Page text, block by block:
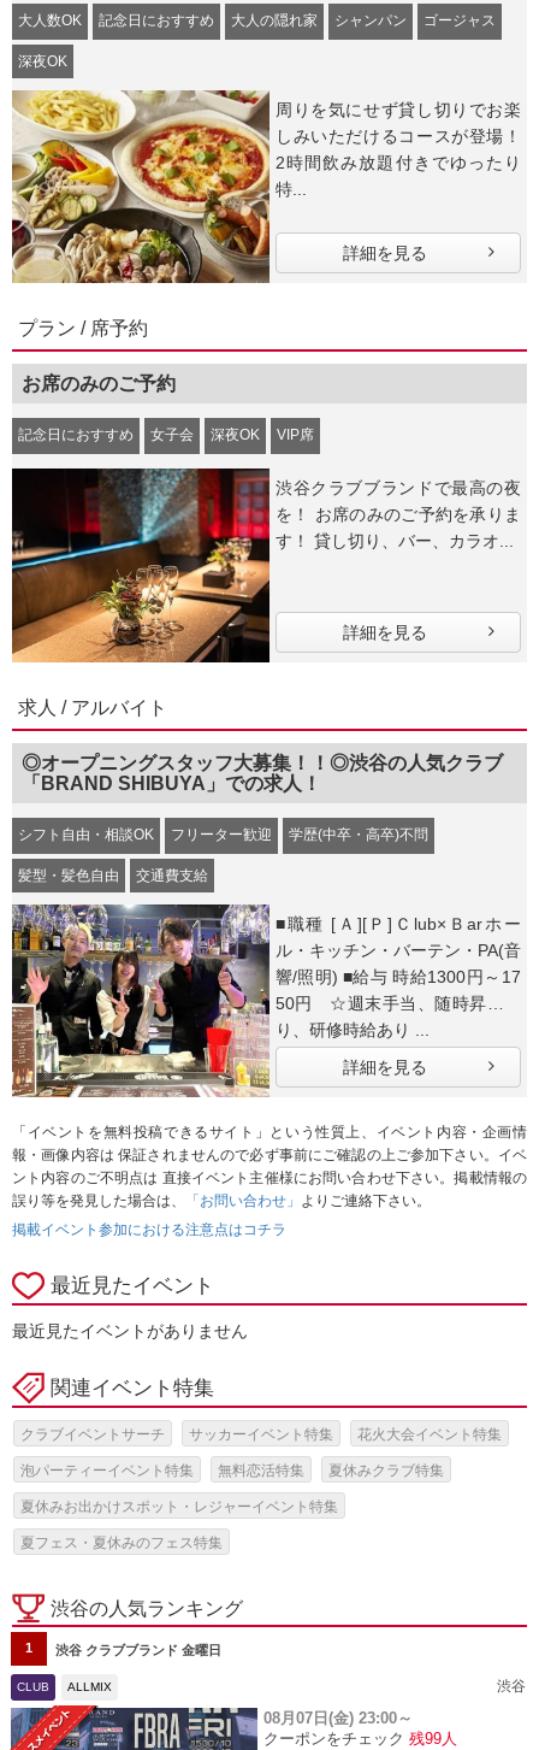
大人数OK 記念日におすすめ 大人の隠れ家 シャンパン ゴージャス
深夜OK
周りを気にせず貸し切りでお楽
しみいただけるコースが登場！
2時間飲み放題付きでゆったり
特...
詳細を見る
プラン / 席予約
お席のみのご予約
記念日におすすめ 女子会 深夜OK VIP席
渋谷クラブブランドで最高の夜
を！ お席のみのご予約を承りま
す！ 貸し切り、バー、カラオ...
詳細を見る
求人 / アルバイト
◎オープニングスタッフ大募集！！◎渋谷の人気クラブ
「BRAND SHIBUYA」での求人！
シフト自由・相談OK フリーター歓迎 学歴(中卒・高卒)不問
髪型・髪色自由 交通費支給
■職種 [Ａ][Ｐ]Ｃlub×Ｂarホー
ル・キッチン・バーテン・PA(音
響/照明) ■給与 時給1300円～17
50円 ☆週末手当、随時昇給あ
り、研修時給あり ...
詳細を見る
「イベントを無料投稿できるサイト」という性質上、イベント内容・企画情
報・画像内容は 保証されませんので必ず事前にご確認の上ご参加下さい。イベ
ント内容のご不明点は 直接イベント主催様にお問い合わせ下さい。掲載情報の
誤り等を発見した場合は、
「お問い合わせ」 よりご連絡下さい。
掲載イベント参加における注意点はコチラ
最近見たイベント
最近見たイベントがありません
関連イベント特集
クラブイベントサーチ サッカーイベント特集 花火大会イベント特集
泡パーティーイベント特集 無料恋活特集 夏休みクラブ特集
夏休みお出かけスポット・レジャーイベント特集
夏フェス・夏休みのフェス特集
渋谷の人気ランキング
1 渋谷 クラブブランド 金曜日
CLUB ALLMIX 渋谷
08月07日(金) 23:00～
クーポンをチェック 残99人